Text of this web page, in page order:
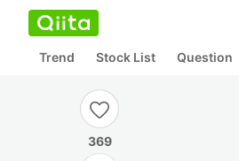
Trend Stock List Question
369